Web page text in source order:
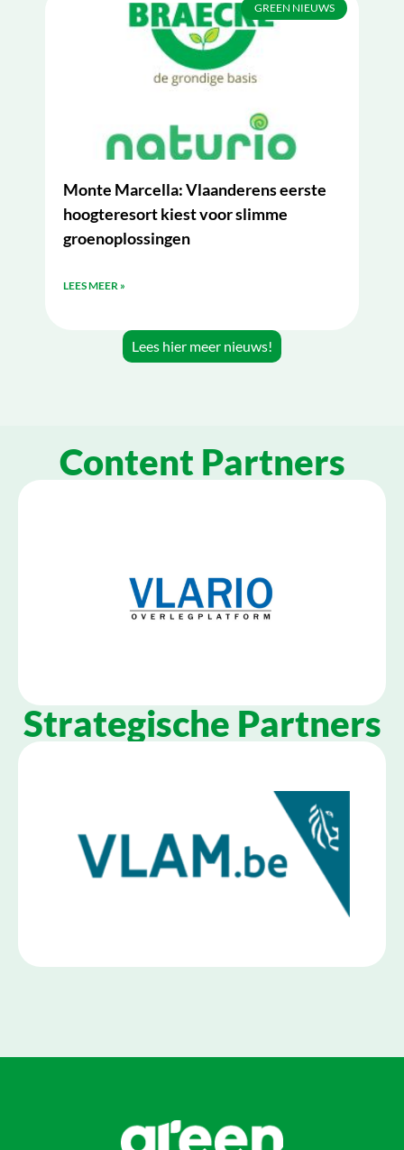
GREEN NIEUWS
Monte Marcella: Vlaanderens eerste
hoogteresort kiest voor slimme
groenoplossingen
LEES MEER »
Lees hier meer nieuws!
Content Partners
Strategische Partners